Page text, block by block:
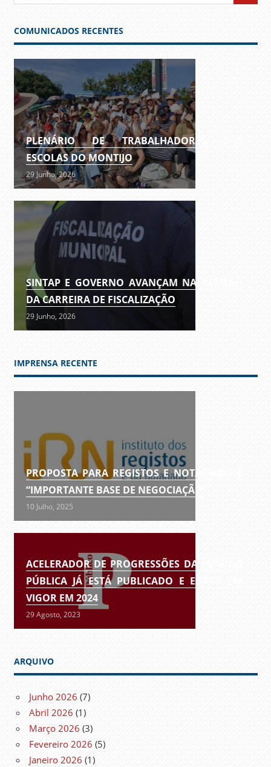
COMUNICADOS RECENTES
PLENÁRIO DE TRABALHADORES DAS
ESCOLAS DO MONTIJO
29 Junho, 2026
SINTAP E GOVERNO AVANÇAM NA REVISÃO
DA CARREIRA DE FISCALIZAÇÃO
29 Junho, 2026
IMPRENSA RECENTE
PROPOSTA PARA REGISTOS E NOTARIADO É
“IMPORTANTE BASE DE NEGOCIAÇÃO”
10 Julho, 2025
ACELERADOR DE PROGRESSÕES DA FUNÇÃO
PÚBLICA JÁ ESTÁ PUBLICADO E ENTRA EM
VIGOR EM 2024
29 Agosto, 2023
ARQUIVO
Junho 2026 (7)
Abril 2026 (1)
Março 2026 (3)
Fevereiro 2026 (5)
Janeiro 2026 (1)